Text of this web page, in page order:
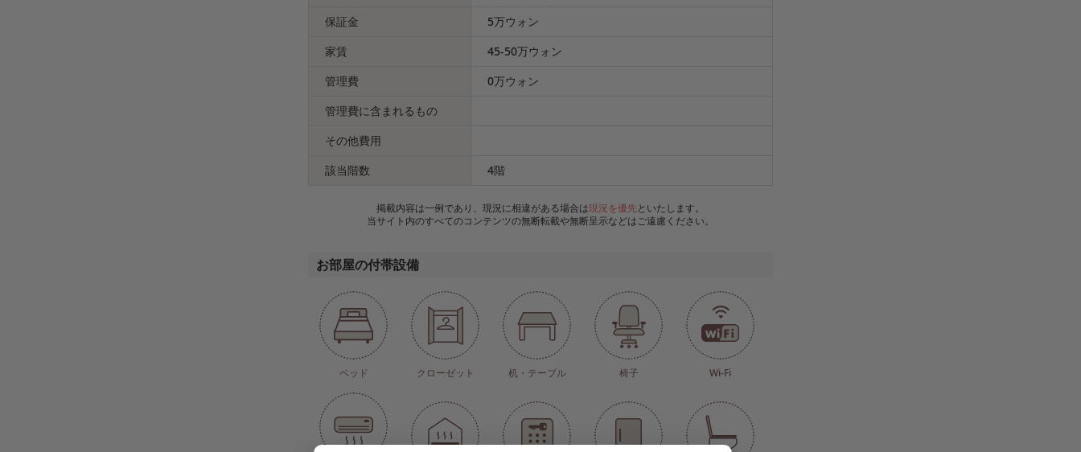
保証金
5万ウォン
家賃
45-50万ウォン
管理費
0万ウォン
管理費に含まれるもの
その他費用
該当階数
4階
掲載内容は一例であり、現況に相違がある場合は現況を優先といたします。
当サイト内のすべてのコンテンツの無断転載や無断呈示などはご遠慮ください。
お部屋の付帯設備
ベッド クローゼット 机・テーブル 椅子 Wi-Fi